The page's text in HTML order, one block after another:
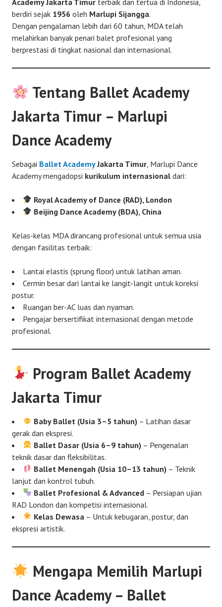
berdiri sejak 1956 oleh Marlupi Sijangga.
Dengan pengalaman lebih dari 60 tahun, MDA telah
melahirkan banyak penari balet profesional yang
berprestasi di tingkat nasional dan internasional.
Tentang Ballet Academy
Jakarta Timur – Marlupi
Dance Academy
Sebagai Ballet AcademyJakarta Timur , Marlupi Dance
Academy mengadopsi kurikulum internasional dari:
Royal Academy of Dance (RAD), London
Beijing Dance Academy (BDA), China
Kelas-kelas MDA dirancang profesional untuk semua usia
dengan fasilitas terbaik:
Lantai elastis (sprung floor) untuk latihan aman.
Cermin besar dari lantai ke langit-langit untuk koreksi
postur.
Ruangan ber-AC luas dan nyaman.
Pengajar bersertifikat internasional dengan metode
profesional.
Program Ballet Academy
Jakarta Timur
Baby Ballet (Usia 3–5 tahun) – Latihan dasar
gerak dan ekspresi.
Ballet Dasar (Usia 6–9 tahun) – Pengenalan
teknik dasar dan fleksibilitas.
Ballet Menengah (Usia 10–13 tahun) – Teknik
lanjut dan kontrol tubuh.
Ballet Profesional & Advanced – Persiapan ujian
RAD London dan kompetisi internasional.
Kelas Dewasa – Untuk kebugaran, postur, dan
ekspresi artistik.
Mengapa Memilih Marlupi
Dance Academy – Ballet